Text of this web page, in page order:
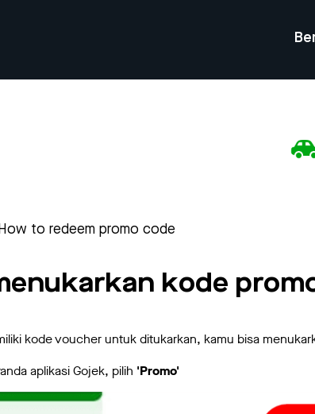
How to redeem promo code
kode
kode voucher untuk ditukarkan, kamu bisa
aplikasi Gojek, pilih 'Promo'